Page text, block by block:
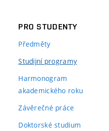
PRO STUDENTY
Předměty
Studijní programy
Harmonogram
akademického roku
Závěrečné práce
Doktorské studium